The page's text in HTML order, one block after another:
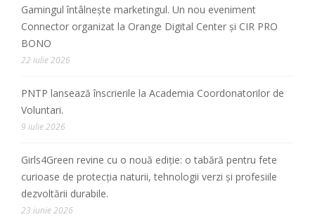
Gamingul întâlnește marketingul. Un nou eveniment
Connector organizat la Orange Digital Center și CIR PRO
BONO
22 iulie 2026
PNTP lansează înscrierile la Academia Coordonatorilor de
Voluntari.
9 iulie 2026
Girls4Green revine cu o nouă ediție: o tabără pentru fete
curioase de protecția naturii, tehnologii verzi și profesiile
dezvoltării durabile.
23 iunie 2026